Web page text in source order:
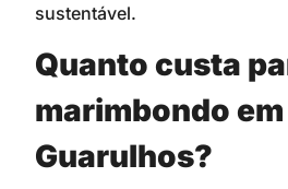
sustentável.
Quanto custa
marimbondo em
Guarulhos?